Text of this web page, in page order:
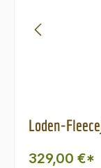
Loden-
329,00 €*